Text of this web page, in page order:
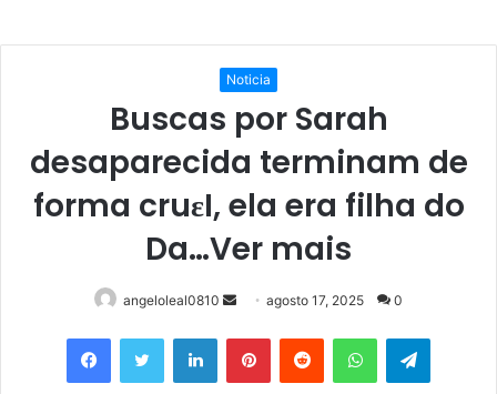
Noticia
Buscas por Sarah
desaparecida terminam de
forma cruεI, ela era filha do
Da…Ver mais
angeloleal0810
Mande
e-
agosto 17, 2025 0
FacebookTwitter LinkedinPinterestReddit WhatsAppTelegram